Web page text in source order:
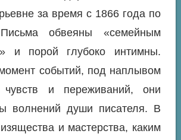
за время с 1866 года по
обвеяны «семейным
и порой глубоко интимны.
событий, под наплывом
чувств и переживаний, они
волнений души писателя. В
и мастерства, каким